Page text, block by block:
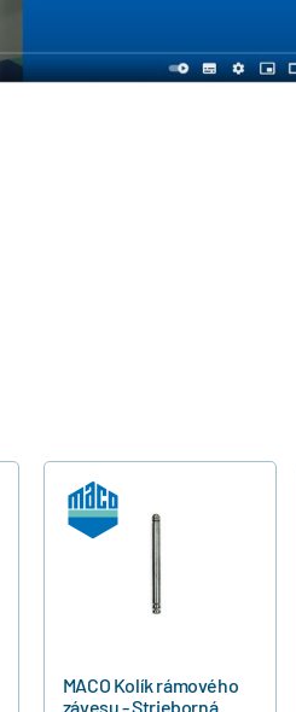
MACO Kolík rámového
závesu - Strieborná